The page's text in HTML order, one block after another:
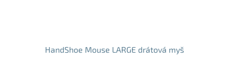
HandShoe Mouse LARGE drátová myš